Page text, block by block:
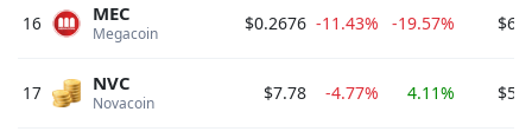
16 Megacoin
MEC $0.2676 -11.43% -19.57%
17 Novacoin
NVC $7.78 -4.77% 4.11%